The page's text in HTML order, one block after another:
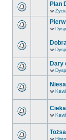
Plan
w
w
w
Dary
w
w
w
w